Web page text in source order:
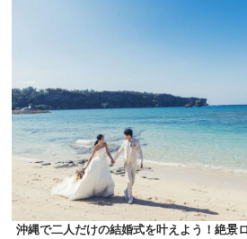
沖縄で二人だけの結婚式を叶えよう！絶景